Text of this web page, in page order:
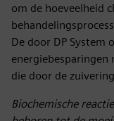
om de hoeveelheid
De door DP System
energiebesparingen
die door de
Biochemische